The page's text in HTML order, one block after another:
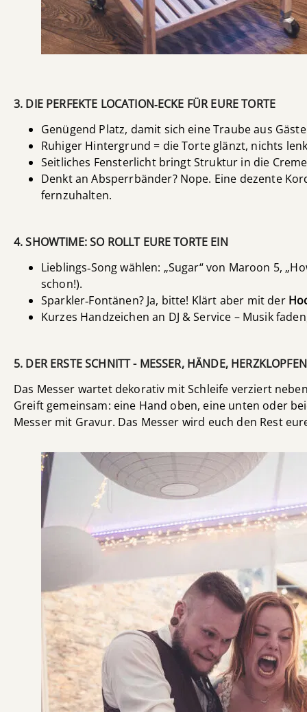
3. DIE PERFEKTE LOCATION‑ECKE FÜR EURE TORTE
Genügend Platz, damit sich eine Traube aus
Ruhiger Hintergrund = die Torte glänzt, nichts
Seitliches Fensterlicht bringt Struktur in die
Denkt an Absperrbänder? Nope. Eine dezente
fernzuhalten.
4. SHOWTIME: SO ROLLT EURE TORTE EIN
Lieblings‑Song wählen: „Sugar“ von Maroon 5,
schon!).
Sparkler‑Fontänen? Ja, bitte! Klärt aber mit der
Kurzes Handzeichen an DJ & Service – Musik
5. DER ERSTE SCHNITT - MESSER, HÄNDE, HERZKLOPFEN
Das Messer wartet dekorativ mit Schleife verziert
Greift gemeinsam: eine Hand oben, eine unten oder
Messer mit Gravur. Das Messer wird euch den Rest